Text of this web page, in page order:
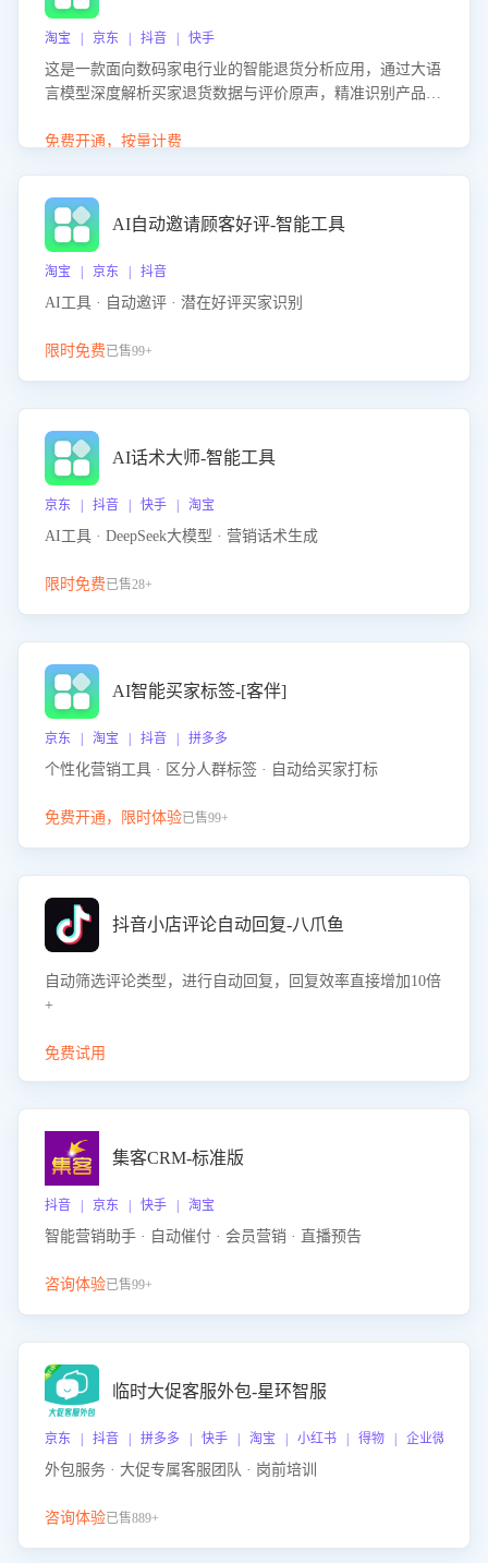
淘宝 | 京东 | 抖音 | 快手
这是一款面向数码家电行业的智能退货分析应用，通过大语
言模型深度解析买家退货数据与评价原声，精准识别产品质
改进建议，通过挖掘用户痛点驱动产品迭代，从根本上降低
免费开通，按量计费
AI自动邀请顾客好评-智能工具
淘宝 | 京东 | 抖音
AI工具 · 自动邀评 · 潜在好评买家识别
限时免费已售99+
AI话术大师-智能工具
京东 | 抖音 | 快手 | 淘宝
AI工具 · DeepSeek大模型 · 营销话术生成
限时免费已售28+
AI智能买家标签-[客伴]
京东 | 淘宝 | 抖音 | 拼多多
个性化营销工具 · 区分人群标签 · 自动给买家打标
免费开通，限时体验已售99+
抖音小店评论自动回复-八爪鱼
自动筛选评论类型，进行自动回复，回复效率直接增加10倍
+
免费试用
集客CRM-标准版
抖音 | 京东 | 快手 | 淘宝
智能营销助手 · 自动催付 · 会员营销 · 直播预告
咨询体验已售99+
临时大促客服外包-星环智服
京东 | 抖音 | 拼多多 | 快手 | 淘宝 | 小红书 | 得物 | 企业微信
外包服务 · 大促专属客服团队 · 岗前培训
咨询体验已售889+